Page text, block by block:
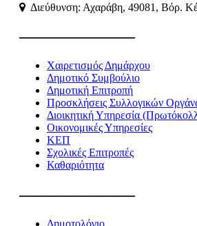
Διεύθυνση: Αχαράβη, 49081, Βόρ.
———————
Χαιρετισμός Δημάρχου
Δημοτικό Συμβούλιο
Δημοτική Επιτροπή
Προσκλήσεις Συλλογικών
Διοικητική Υπηρεσία
Οικονομικές Υπηρεσίες
ΚΕΠ
Σχολικές Επιτροπές
Καθαριότητα
———————